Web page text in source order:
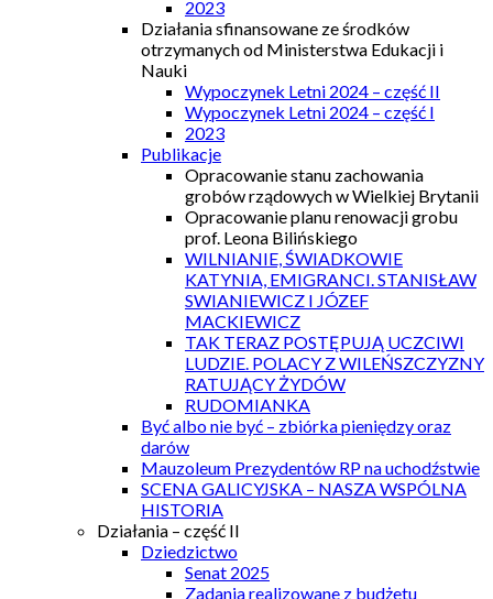
2023
Działania sfinansowane ze środków
otrzymanych od Ministerstwa Edukacji i
Nauki
Wypoczynek Letni 2024 – część II
Wypoczynek Letni 2024 – część I
2023
Publikacje
Opracowanie stanu zachowania
grobów rządowych w Wielkiej Brytanii
Opracowanie planu renowacji grobu
prof. Leona Bilińskiego
WILNIANIE, ŚWIADKOWIE
KATYNIA, EMIGRANCI. STANISŁAW
SWIANIEWICZ I JÓZEF
MACKIEWICZ
TAK TERAZ POSTĘPUJĄ UCZCIWI
LUDZIE. POLACY Z WILEŃSZCZYZNY
RATUJĄCY ŻYDÓW
RUDOMIANKA
Być albo nie być – zbiórka pieniędzy oraz
darów
Mauzoleum Prezydentów RP na uchodźstwie
SCENA GALICYJSKA – NASZA WSPÓLNA
HISTORIA
Działania – część II
Dziedzictwo
Senat 2025
Zadania realizowane z budżetu